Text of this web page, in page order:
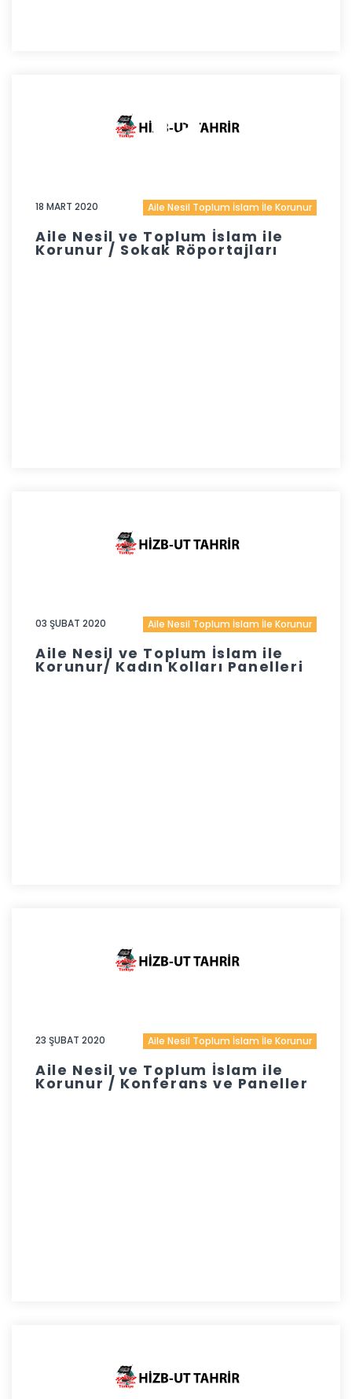
18 MART 2020 Aile Nesil Toplum İslam İle Korunur
Aile Nesil ve Toplum İslam ile
Korunur / Sokak Röportajları
03 ŞUBAT 2020 Aile Nesil Toplum İslam İle Korunur
Aile Nesil ve Toplum İslam ile
Korunur/ Kadın Kolları Panelleri
23 ŞUBAT 2020 Aile Nesil Toplum İslam İle Korunur
Aile Nesil ve Toplum İslam ile
Korunur / Konferans ve Paneller